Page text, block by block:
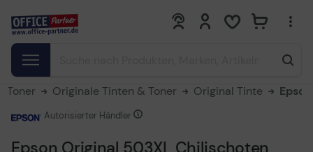
0 0
Toner Originale Tinten & Toner Original Tinte Epson
Epson Original 503XL Chilischoten
Autorisierter Händler